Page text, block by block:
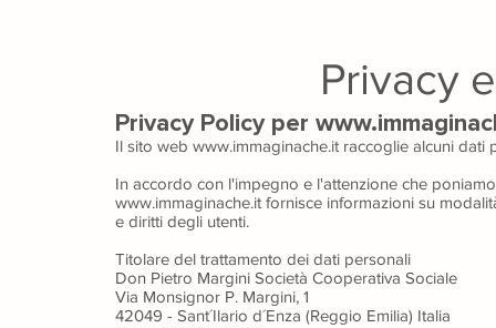
Privacy
Privacy Policy per
Il sito web www.immaginache.it raccoglie alcuni dati
In accordo con l'impegno e l'attenzione che
www.immaginache.it fornisce informazioni su
e diritti degli utenti.
Titolare del trattamento dei dati personali
Don Pietro Margini Società Cooperativa Sociale
Via Monsignor P. Margini, 1
42049 - Sant´Ilario d´Enza (Reggio Emilia) Italia